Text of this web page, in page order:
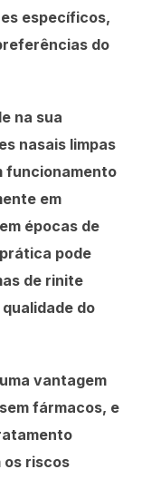
específicos,
do
na sua
nasais limpas
funcionamento
em
épocas de
pode
de rinite
do
vantagem
fármacos, e
os riscos